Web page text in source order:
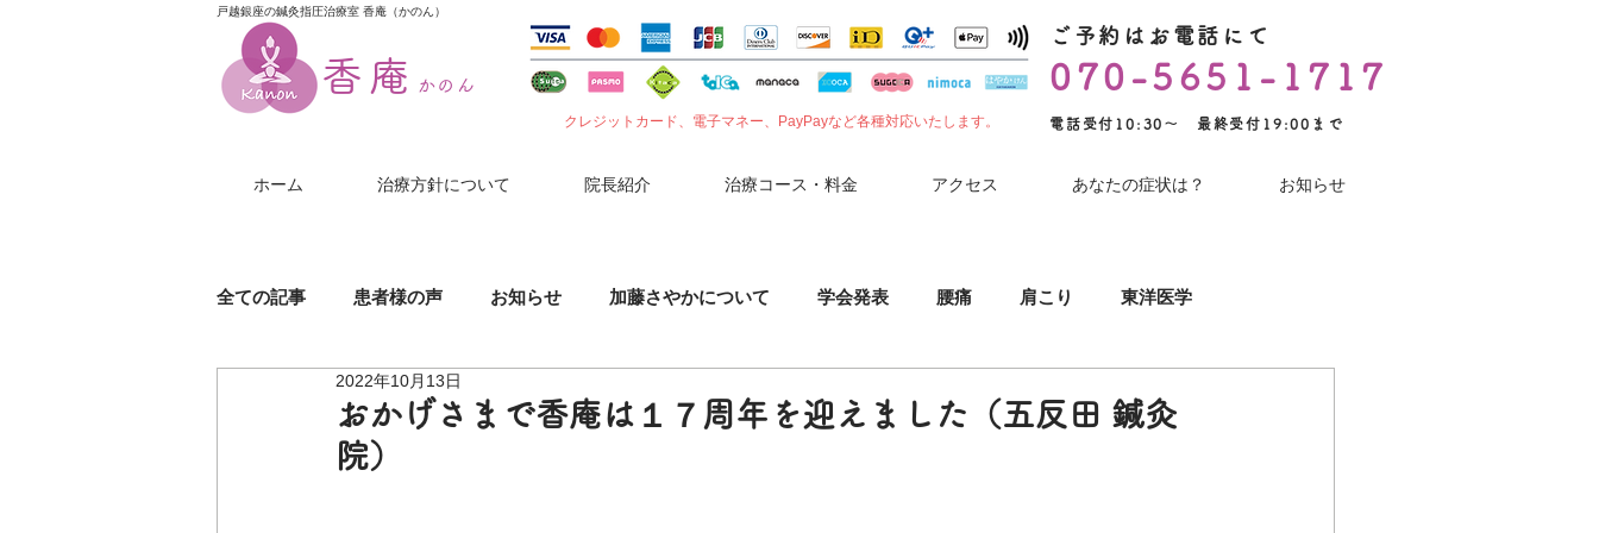
戸越銀座の鍼灸指圧治療室 香庵（かのん）
香庵 かのん
クレジットカード、電子マネー、PayPayなど各種対応いたします。
ご予約はお電話にて
070-5651-1717
電話受付10:30～ 最終受付19:00まで
ホーム 治療方針について 院長紹介 治療コース・料金 アクセス あなたの症状は？ お知らせ
全ての記事 患者様の声 お知らせ 加藤さやかについて 学会発表 腰痛 肩こり 東洋医学
膝（ひざ）の痛み 美尻鍼
おかげさまで香庵は１７周年を迎えました（五反田 鍼灸
院）
2022年10月13日